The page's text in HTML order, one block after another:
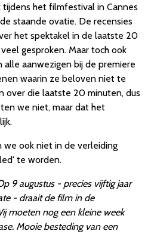
het filmfestival in Cannes
staande ovatie. De recensies
het spektakel in de laatste 20
gesproken. Maar toch ook
alle aanwezigen bij de premiere
waarin ze beloven niet te
over die laatste 20 minuten, dus
we niet, maar dat het
we ook niet in de verleiding
te worden.
9 augustus - precies vijftig jaar
- draait de film in de
moeten nog een kleine week
Mooie besteding van een